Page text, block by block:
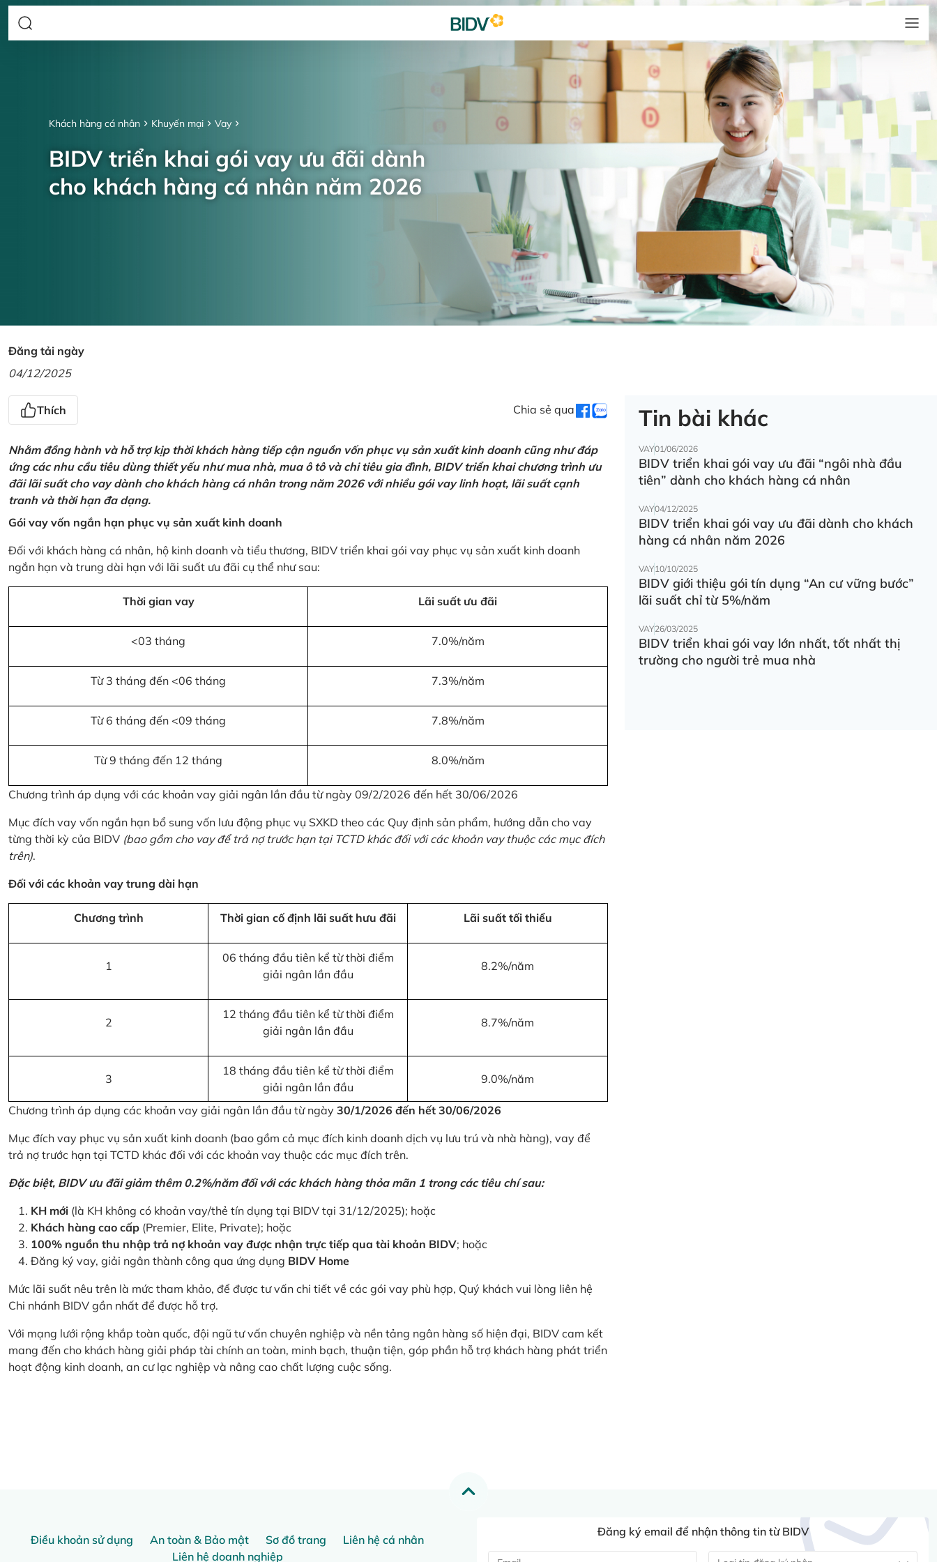
Khách hàng cá nhân Khuyến mại Vay
BIDV triển khai gói vay ưu đãi dành
cho khách hàng cá nhân năm 2026
Đăng tải ngày
04/12/2025
Thích Chia sẻ qua
Nhằm đồng hành và hỗ trợ kịp thời khách hàng tiếp cận nguồn vốn phục vụ sản xuất kinh doanh cũng như đáp
ứng các nhu cầu tiêu dùng thiết yếu như mua nhà, mua ô tô và chi tiêu gia đình, BIDV triển khai chương trình ưu
đãi lãi suất cho vay dành cho khách hàng cá nhân trong năm 2026 với nhiều gói vay linh hoạt, lãi suất cạnh
tranh và thời hạn đa dạng.
Gói vay vốn ngắn hạn phục vụ sản xuất kinh doanh
Đối với khách hàng cá nhân, hộ kinh doanh và tiểu thương, BIDV triển khai gói vay phục vụ sản xuất kinh doanh
ngắn hạn và trung dài hạn với lãi suất ưu đãi cụ thể như sau:
Thời gian vay Lãi suất ưu đãi
<03 tháng 7.0%/năm
Từ 3 tháng đến <06 tháng 7.3%/năm
Từ 6 tháng đến <09 tháng 7.8%/năm
Từ 9 tháng đến 12 tháng 8.0%/năm
Chương trình áp dụng với các khoản vay giải ngân lần đầu từ ngày 09/2/2026 đến hết 30/06/2026
Mục đích vay vốn ngắn hạn bổ sung vốn lưu động phục vụ SXKD theo các Quy định sản phẩm, hướng dẫn cho vay
từng thời kỳ của BIDV (bao gồm cho vay để trả nợ trước hạn tại TCTD khác đối với các khoản vay thuộc các mục đích
trên).
Đối với các khoản vay trung dài hạn
Chương trình Thời gian cố định lãi suất hưu đãi Lãi suất tối thiểu
1
06 tháng đầu tiên kể từ thời điểm
giải ngân lần đầu
8.2%/năm
2
12 tháng đầu tiên kể từ thời điểm
giải ngân lần đầu
8.7%/năm
3
18 tháng đầu tiên kể từ thời điểm
giải ngân lần đầu
9.0%/năm
Chương trình áp dụng các khoản vay giải ngân lần đầu từ ngày 30/1/2026 đến hết 30/06/2026
Mục đích vay phục vụ sản xuất kinh doanh (bao gồm cả mục đích kinh doanh dịch vụ lưu trú và nhà hàng), vay để
trả nợ trước hạn tại TCTD khác đối với các khoản vay thuộc các mục đích trên.
Đặc biệt, BIDV ưu đãi giảm thêm 0.2%/năm đối với các khách hàng thỏa mãn 1 trong các tiêu chí sau:
KH mới (là KH không có khoản vay/thẻ tín dụng tại BIDV tại 31/12/2025); hoặc
Khách hàng cao cấp (Premier, Elite, Private); hoặc
100% nguồn thu nhập trả nợ khoản vay được nhận trực tiếp qua tài khoản BIDV; hoặc
Đăng ký vay, giải ngân thành công qua ứng dụng BIDV Home
Mức lãi suất nêu trên là mức tham khảo, để được tư vấn chi tiết về các gói vay phù hợp, Quý khách vui lòng liên hệ
Chi nhánh BIDV gần nhất để được hỗ trợ.
Với mạng lưới rộng khắp toàn quốc, đội ngũ tư vấn chuyên nghiệp và nền tảng ngân hàng số hiện đại, BIDV cam kết
mang đến cho khách hàng giải pháp tài chính an toàn, minh bạch, thuận tiện, góp phần hỗ trợ khách hàng phát triển
hoạt động kinh doanh, an cư lạc nghiệp và nâng cao chất lượng cuộc sống.
Tin bài khác
VAY01/06/2026
BIDV triển khai gói vay ưu đãi “ngôi nhà đầu
tiên” dành cho khách hàng cá nhân
VAY04/12/2025
BIDV triển khai gói vay ưu đãi dành cho khách
hàng cá nhân năm 2026
VAY10/10/2025
BIDV giới thiệu gói tín dụng “An cư vững bước”
lãi suất chỉ từ 5%/năm
VAY26/03/2025
BIDV triển khai gói vay lớn nhất, tốt nhất thị
trường cho người trẻ mua nhà
Điều khoản sử dụng An toàn & Bảo mật Sơ đồ trang
Liên hệ cá nhân
Liên hệ doanh nghiệp
Đăng ký email để nhận thông tin từ BIDV